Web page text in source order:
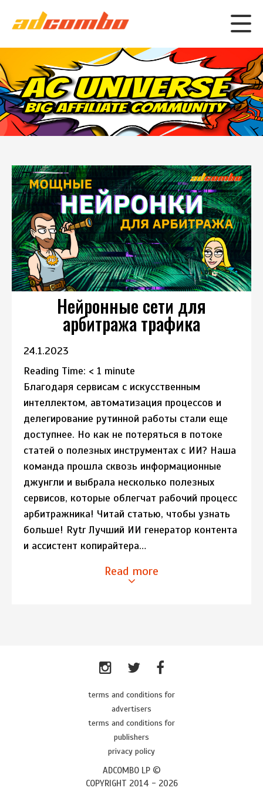
Нейронные сети для
арбитража трафика
24.1.2023
Reading Time: < 1 minute
Благодаря сервисам с искусственным
интеллектом, автоматизация процессов и
делегирование рутинной работы стали еще
доступнее. Но как не потеряться в потоке
статей о полезных инструментах с ИИ? Наша
команда прошла сквозь информационные
джунгли и выбрала несколько полезных
сервисов, которые облегчат рабочий процесс
арбитражника! Читай статью, чтобы узнать
больше! Rytr Лучший ИИ генератор контента
и ассистент копирайтера…
Read more
ADCOMBO LP ©
COPYRIGHT 2014 - 2026
terms and conditions for
advertisers
terms and conditions for
publishers
privacy policy